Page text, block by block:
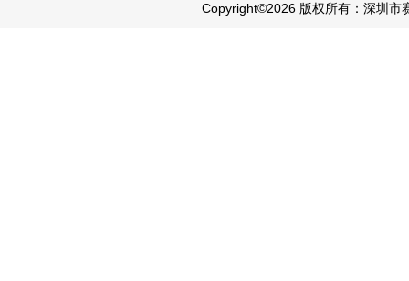
Copyright©2026 版权所有：深圳